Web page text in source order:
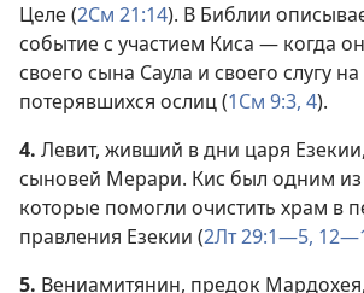
Целе (2См 21:14). В Библии
событие с участием Киса — когда
своего сына Саула и своего слугу
потерявшихся ослиц (1См 9:3, 4).
4. Левит, живший в дни царя
сыновей Мерари. Кис был одним из
которые помогли очистить храм в
правления Езекии (2Лт 29:1—5,
5. Вениамитянин, предок